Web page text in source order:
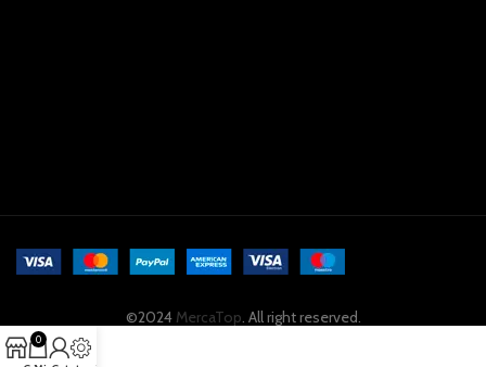
©2024MercaTop. All right reserved.
0